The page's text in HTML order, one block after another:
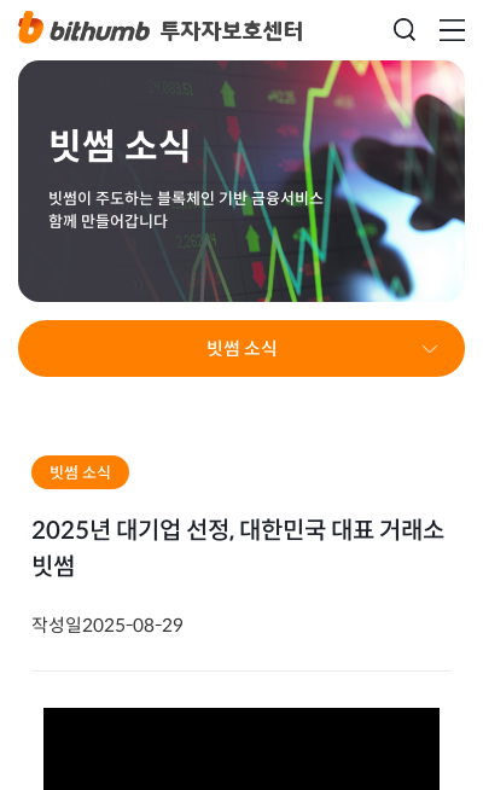
빗썸 소식
빗썸이 주도하는 블록체인 기반 금융서비스
함께 만들어갑니다
빗썸 소식
빗썸 소식
2025년 대기업 선정, 대한민국 대표 거래소
빗썸
작성일2025-08-29